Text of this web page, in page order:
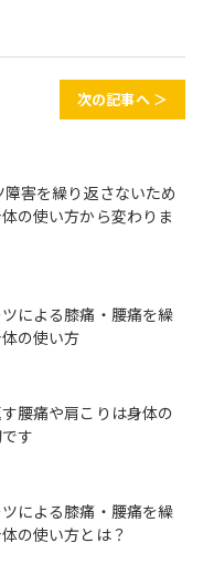
次の記事へ ＞
障害を繰り返さないため
の使い方から変わりま
による膝痛・腰痛を繰
の使い方
腰痛や肩こりは身体の
す
による膝痛・腰痛を繰
の使い方とは？